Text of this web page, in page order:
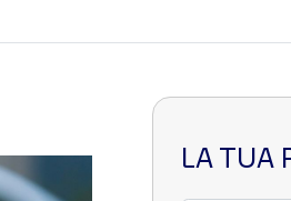
LA TUA